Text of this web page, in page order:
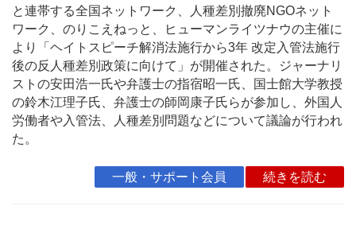
と連帯する全国ネットワーク、人種差別撤廃NGOネット
ワーク、のりこえねっと、ヒューマンライツナウの主催に
より「ヘイトスピーチ解消法施行から3年 改定入管法施行
後の反人種差別政策に向けて」が開催された。ジャーナリ
ストの安田浩一氏や弁護士の指宿昭一氏、国士館大学教授
の鈴木江理子氏、弁護士の師岡康子氏らが参加し、外国人
労働者や入管法、人種差別問題などについて議論が行われ
た。
一般・サポート会員 続きを読む